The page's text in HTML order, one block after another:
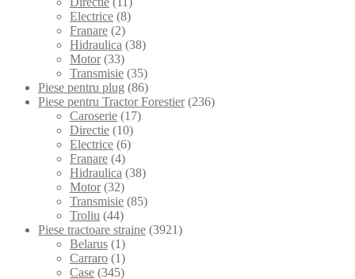
Electrice (8)
Franare (2)
Hidraulica (38)
Motor (33)
Transmisie (35)
Piese pentru plug (86)
Piese pentru Tractor Forestier (236)
Caroserie (17)
Directie (10)
Electrice (6)
Franare (4)
Hidraulica (38)
Motor (32)
Transmisie (85)
Troliu (44)
Piese tractoare straine (3921)
Belarus (1)
Carraro (1)
Case (345)